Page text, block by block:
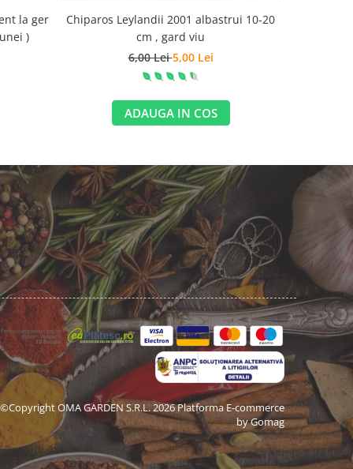
la ger
)
Chiparos Leylandii 2001 albastrui 10-20
cm , gard viu
6,00 Lei5,00 Lei
ADAUGA IN COS
©Copyright OMA GARDEN S.R.L. 2026Platforma E-commerce
by Gomag